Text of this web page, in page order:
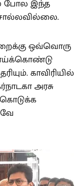
போல இந்த
ஒவ்வொரு
காவிரியில்
அரசு
கொடுக்க